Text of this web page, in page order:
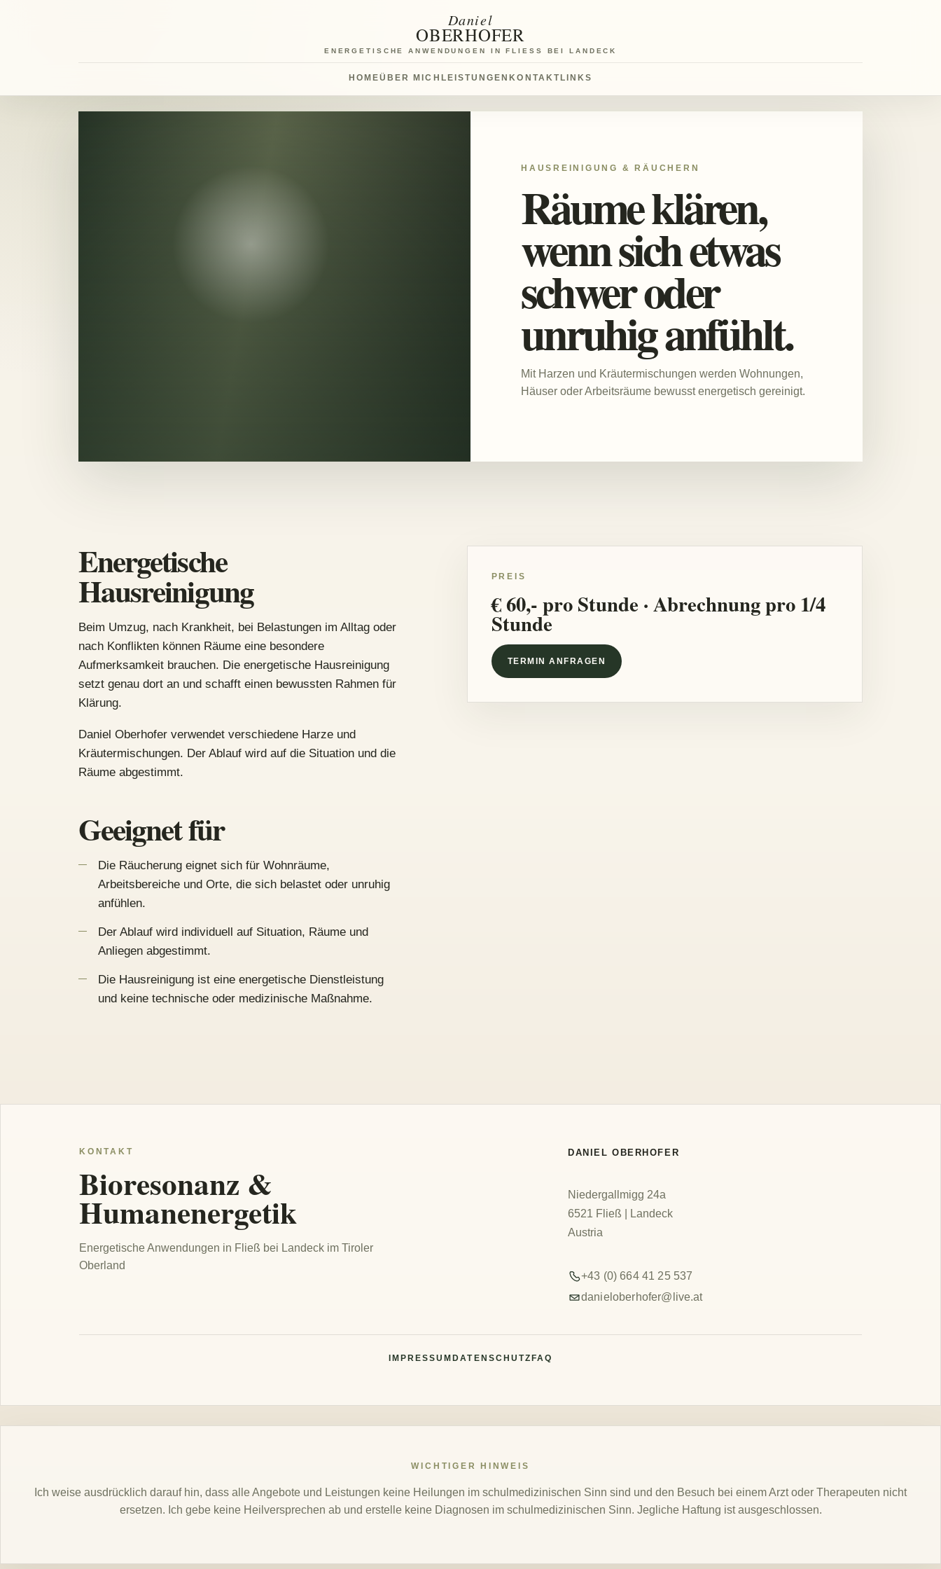
Daniel
OBERHOFER
ENERGETISCHE ANWENDUNGEN IN FLIESS BEI LANDECK
HOMEÜBER MICH LEISTUNGEN KONTAKT LINKS
HAUSREINIGUNG & RÄUCHERN
Räume klären,
wenn sich etwas
schwer oder
unruhig anfühlt.
Mit Harzen und Kräutermischungen werden Wohnungen,
Häuser oder Arbeitsräume bewusst energetisch gereinigt.
Energetische
Hausreinigung
Beim Umzug, nach Krankheit, bei Belastungen im Alltag oder
nach Konflikten können Räume eine besondere
Aufmerksamkeit brauchen. Die energetische Hausreinigung
setzt genau dort an und schafft einen bewussten Rahmen für
Klärung.
Daniel Oberhofer verwendet verschiedene Harze und
Kräutermischungen. Der Ablauf wird auf die Situation und die
Räume abgestimmt.
Geeignet für
Die Räucherung eignet sich für Wohnräume,
Arbeitsbereiche und Orte, die sich belastet oder unruhig
anfühlen.
Der Ablauf wird individuell auf Situation, Räume und
Anliegen abgestimmt.
Die Hausreinigung ist eine energetische Dienstleistung
und keine technische oder medizinische Maßnahme.
PREIS
€ 60,- pro Stunde · Abrechnung pro 1/4
Stunde
TERMIN ANFRAGEN
KONTAKT
Bioresonanz &
Humanenergetik
Energetische Anwendungen in Fließ bei Landeck im Tiroler
Oberland
DANIEL OBERHOFER
Niedergallmigg 24a
6521 Fließ | Landeck
Austria
+43 (0) 664 41 25 537
danieloberhofer@live.at
IMPRESSUM DATENSCHUTZ FAQ
WICHTIGER HINWEIS
Ich weise ausdrücklich darauf hin, dass alle Angebote und Leistungen keine Heilungen im schulmedizinischen Sinn sind und den Besuch bei einem Arzt oder Therapeuten nicht
ersetzen. Ich gebe keine Heilversprechen ab und erstelle keine Diagnosen im schulmedizinischen Sinn. Jegliche Haftung ist ausgeschlossen.